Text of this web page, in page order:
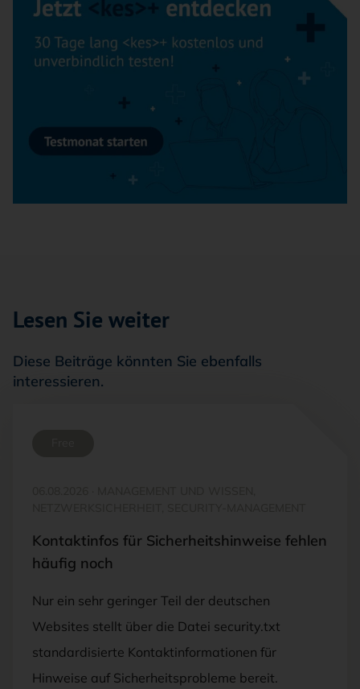
Lesen Sie weiter
Diese Beiträge könnten Sie ebenfalls
interessieren.
Kontaktinfos für Sicherheitshinweise fehlen
häufig noch
Nur ein sehr geringer Teil der deutschen
Websites stellt über die Datei security.txt
standardisierte Kontaktinformationen für
Hinweise auf Sicherheitsprobleme bereit.